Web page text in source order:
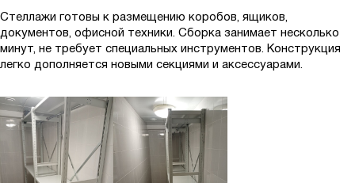
Стеллажи готовы к размещению коробов, ящиков,
документов, офисной техники. Сборка занимает несколько
минут, не требует специальных инструментов. Конструкция
легко дополняется новыми секциями и аксессуарами.